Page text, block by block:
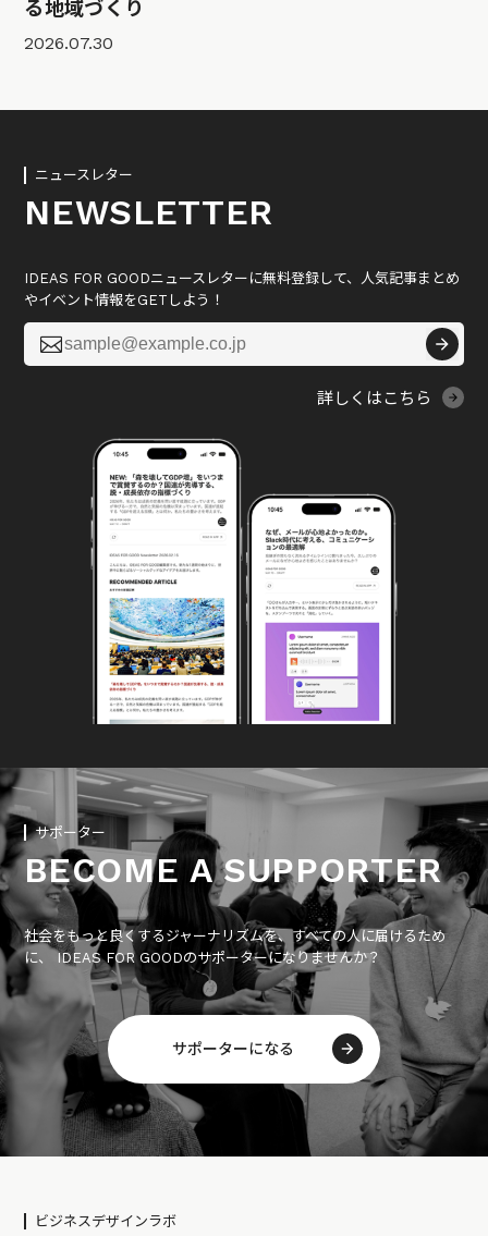
る地域づくり
2026.07.30
ニュースレター
NEWSLETTER
IDEAS FOR GOODニュースレターに無料登録して、人気記事まとめ
やイベント情報をGETしよう！

詳しくはこちら
サポーター
BECOME A SUPPORTER
社会をもっと良くするジャーナリズムを、すべての人に届けるため
に、 IDEAS FOR GOODのサポーターになりませんか？
サポーターになる
ビジネスデザインラボ